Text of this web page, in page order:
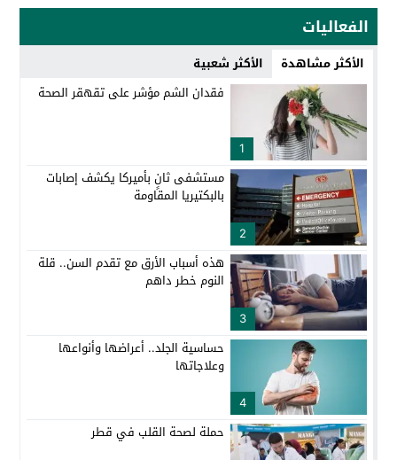
الفعاليات
الأكثر مشاهدة الأكثر شعبية
1
فقدان الشم مؤشر على تقهقر الصحة
2
مستشفى ثانٍ بأميركا يكشف إصابات
بالبكتيريا المقاومة
3
هذه أسباب الأرق مع تقدم السن.. قلة
النوم خطر داهم
4
حساسية الجلد.. أعراضها وأنواعها
وعلاجاتها
حملة لصحة القلب في قطر